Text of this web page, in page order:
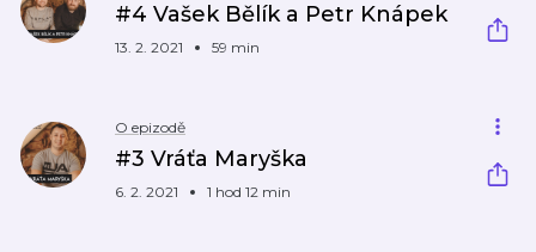
#4 Vašek Bělík a Petr Knápek
13. 2. 2021 59 min
O epizodě
#3 Vráťa Maryška
6. 2. 2021 1 hod 12 min